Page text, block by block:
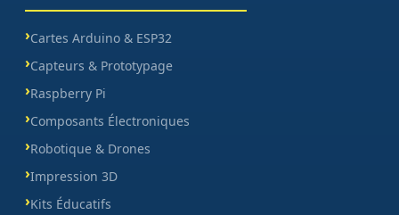
Cartes Arduino & ESP32
Capteurs & Prototypage
Raspberry Pi
Composants Électroniques
Robotique & Drones
Impression 3D
Kits Éducatifs